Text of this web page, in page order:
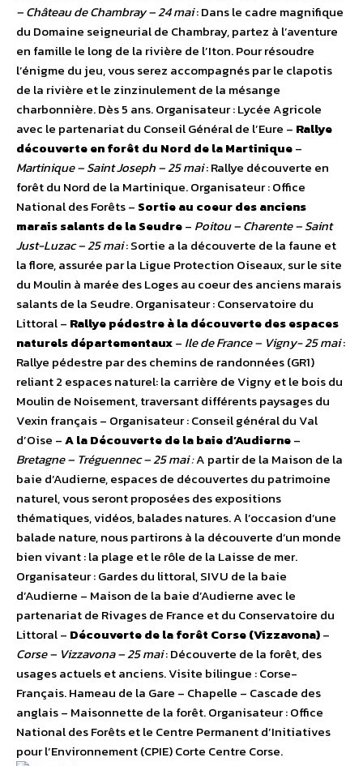
– Château de Chambray – 24 mai: Dans le cadre magnifique
du Domaine seigneurial de Chambray, partez à l’aventure
en famille le long de la rivière de l’Iton. Pour résoudre
l’énigme du jeu, vous serez accompagnés par le clapotis
de la rivière et le zinzinulement de la mésange
charbonnière. Dès 5 ans. Organisateur : Lycée Agricole
avec le partenariat du Conseil Général de l’Eure – Rallye
découverte en forêt du Nord de la Martinique–
Martinique – Saint Joseph – 25 mai: Rallye découverte en
forêt du Nord de la Martinique. Organisateur : Office
National des Forêts – Sortie au coeur des anciens
marais salants de la Seudre– Poitou – Charente – Saint
Just-Luzac – 25 mai: Sortie a la découverte de la faune et
la flore, assurée par la Ligue Protection Oiseaux, sur le site
du Moulin à marée des Loges au coeur des anciens marais
salants de la Seudre. Organisateur : Conservatoire du
Littoral – Rallye pédestre à la découverte des espaces
naturels départementaux– Ile de France – Vigny- 25 mai:
Rallye pédestre par des chemins de randonnées (GR1)
reliant 2 espaces naturel: la carrière de Vigny et le bois du
Moulin de Noisement, traversant différents paysages du
Vexin français – Organisateur : Conseil général du Val
d’Oise –A la Découverte de la baie d’Audierne–
Bretagne – Tréguennec – 25 mai :A partir de la Maison de la
baie d’Audierne, espaces de découvertes du patrimoine
naturel, vous seront proposées des expositions
thématiques, vidéos, balades natures. A l’occasion d’une
balade nature, nous partirons à la découverte d’un monde
bien vivant : la plage et le rôle de la Laisse de mer.
Organisateur : Gardes du littoral, SIVU de la baie
d’Audierne – Maison de la baie d’Audierne avec le
partenariat de Rivages de France et du Conservatoire du
Littoral – Découverte de la forêt Corse (Vizzavona)–
Corse – Vizzavona – 25 mai: Découverte de la forêt, des
usages actuels et anciens. Visite bilingue : Corse-
Français. Hameau de la Gare – Chapelle – Cascade des
anglais – Maisonnette de la forêt. Organisateur : Office
National des Forêts et le Centre Permanent d’Initiatives
pour l’Environnement (CPIE) Corte Centre Corse.